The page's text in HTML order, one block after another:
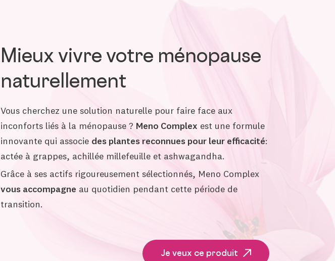
Mieux vivre votre ménopause
naturellement
Vous cherchez une solution naturelle pour faire face aux
inconforts liés à la ménopause ? Meno Complex est une formule
innovante qui associe des plantes reconnues pour leur efficacité:
actée à grappes, achillée millefeuille et ashwagandha.
Grâce à ses actifs rigoureusement sélectionnés, Meno Complex
vous accompagne au quotidien pendant cette période de
transition.
Je veux ce produit